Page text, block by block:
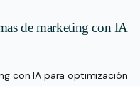
de marketing con IA
con IA para optimización